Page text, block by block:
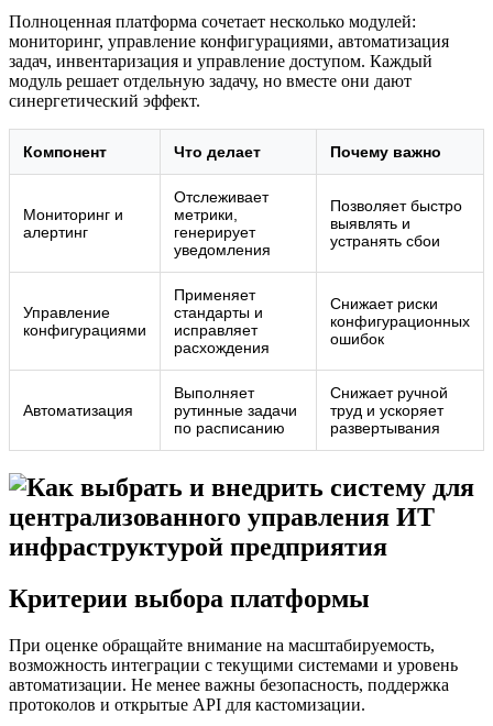
Полноценная платформа сочетает несколько модулей:
мониторинг, управление конфигурациями, автоматизация
задач, инвентаризация и управление доступом. Каждый
модуль решает отдельную задачу, но вместе они дают
синергетический эффект.
Компонент Что делает Почему важно
Мониторинг и
алертинг
Отслеживает
метрики,
генерирует
уведомления
Позволяет быстро
выявлять и
устранять сбои
Управление
конфигурациями
Применяет
стандарты и
исправляет
расхождения
Снижает риски
конфигурационных
ошибок
Автоматизация
Выполняет
рутинные задачи
по расписанию
Снижает ручной
труд и ускоряет
развертывания
Критерии выбора платформы
При оценке обращайте внимание на масштабируемость,
возможность интеграции с текущими системами и уровень
автоматизации. Не менее важны безопасность, поддержка
протоколов и открытые API для кастомизации.